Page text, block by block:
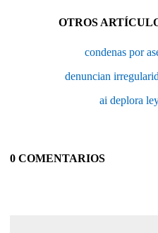
OTROS
condenas por
denuncian
ai deplora
0 COMENTARIOS